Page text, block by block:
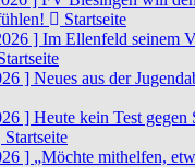
Startseite
] Im Ellenfeld seinem
] Neues aus der
] Heute kein Test gegen
Startseite
] „Möchte mithelfen,